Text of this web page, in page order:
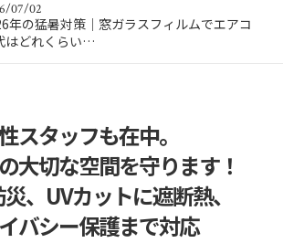
07/02
年の猛暑対策｜窓ガラスフィルムでエアコ
はどれくらい…
スタッフも在中。
大切な空間を守ります！
、UVカットに遮断熱、
バシー保護まで対応